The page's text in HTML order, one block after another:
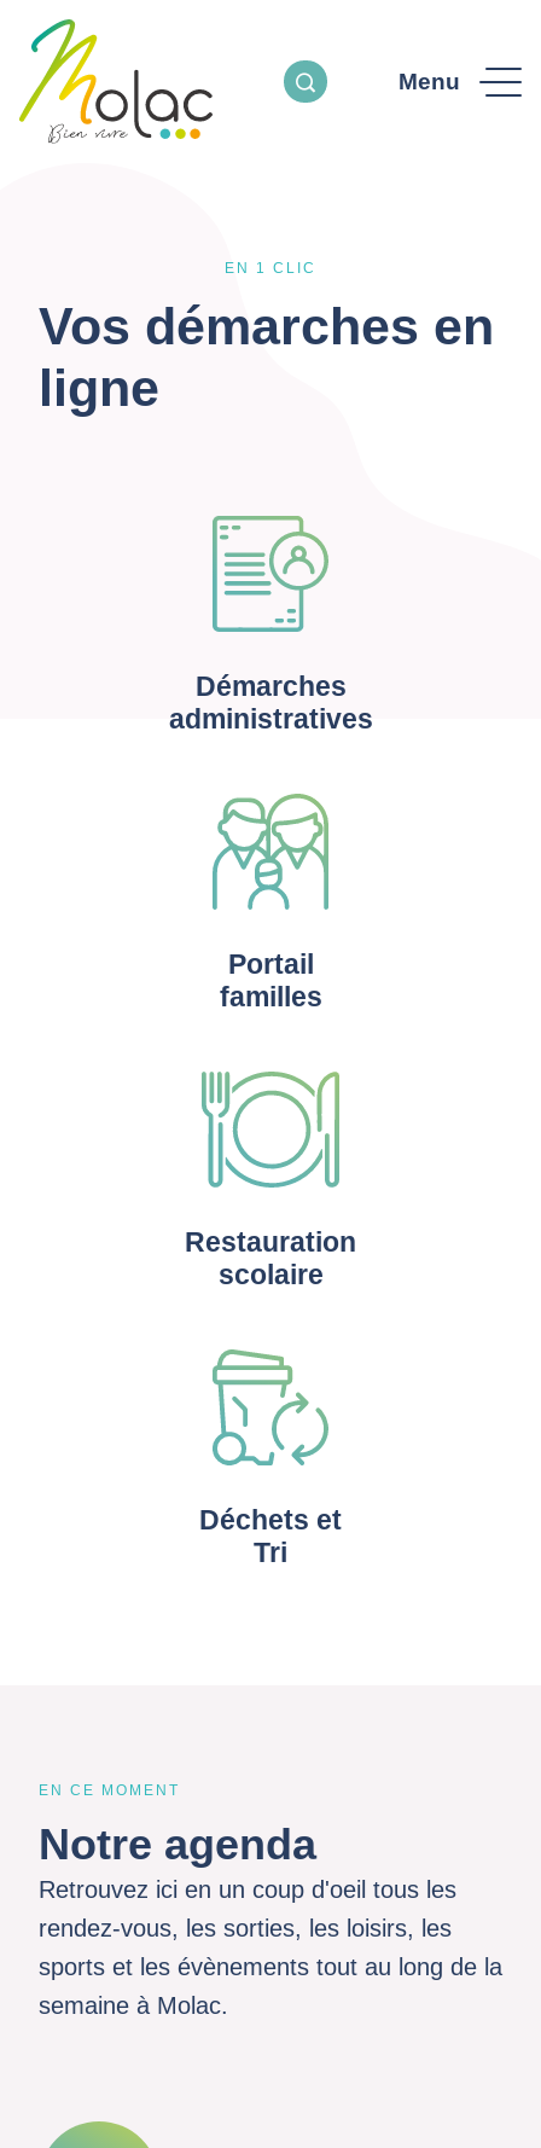
Menu
EN 1 CLIC
Vos démarches en
ligne
Démarches
administratives
Portail
familles
Restauration
scolaire
Déchets et
Tri
EN CE MOMENT
Notre agenda
Retrouvez ici en un coup d'oeil tous les
rendez-vous, les sorties, les loisirs, les
sports et les évènements tout au long de la
semaine à Molac.